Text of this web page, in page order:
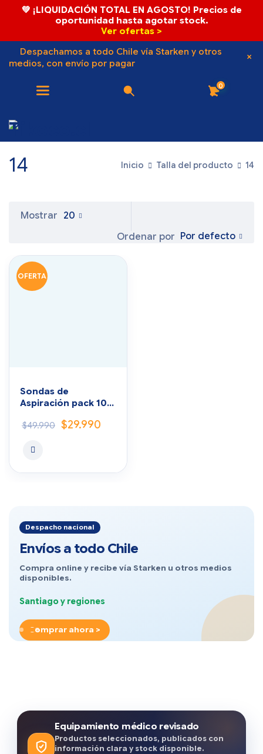
💚 ¡LIQUIDACIÓN TOTAL EN AGOSTO! Precios de
oportunidad hasta agotar stock.
Ver ofertas >
Despachamos a todo Chile vía Starken y otros
medios, con envío por pagar
0
Inicio Talla del producto 14
14
Despacho nacional
Envíos a todo Chile
Compra online y recibe vía Starken u otros medios
disponibles.
Santiago y regiones
Comprar ahora >
Ordenar por Por defecto
Mostrar 20
OFERTA
Sondas de
Aspiración pack 100
$49.990 $29.990
Equipamiento médico revisado
Productos seleccionados, publicados con
información clara y stock disponible.